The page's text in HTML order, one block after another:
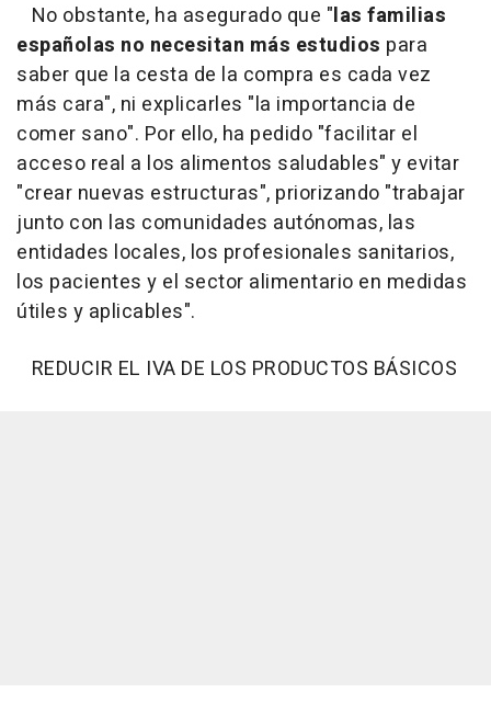
No obstante, ha asegurado que "las familias
españolas no necesitan más estudios para
saber que la cesta de la compra es cada vez
más cara", ni explicarles "la importancia de
comer sano". Por ello, ha pedido "facilitar el
acceso real a los alimentos saludables" y evitar
"crear nuevas estructuras", priorizando "trabajar
junto con las comunidades autónomas, las
entidades locales, los profesionales sanitarios,
los pacientes y el sector alimentario en medidas
útiles y aplicables".
REDUCIR EL IVA DE LOS PRODUCTOS BÁSICOS